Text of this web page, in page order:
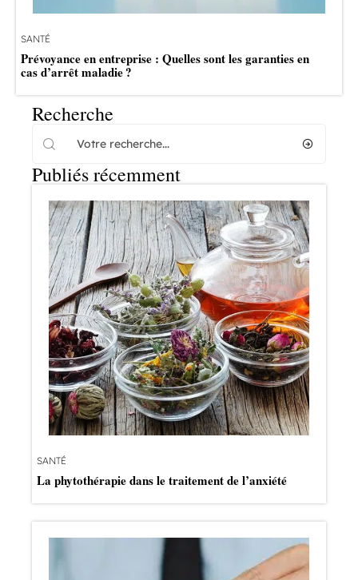
SANTÉ
Prévoyance en entreprise : Quelles sont les garanties en
cas d’arrêt maladie ?
Recherche
Publiés récemment
SANTÉ
La phytothérapie dans le traitement de l’anxiété